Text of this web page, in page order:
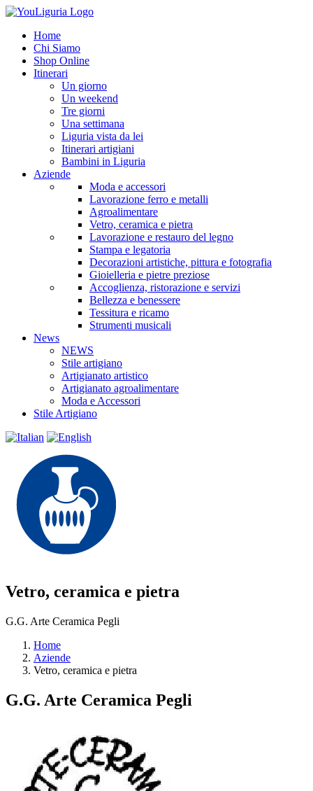
Home
Chi Siamo
Shop Online
Itinerari
Un giorno
Un weekend
Tre giorni
Una settimana
Liguria vista da lei
Itinerari artigiani
Bambini in Liguria
Aziende
Moda e accessori
Lavorazione ferro e metalli
Agroalimentare
Vetro, ceramica e pietra
Lavorazione e restauro del legno
Stampa e legatoria
Decorazioni artistiche, pittura e fotografia
Gioielleria e pietre preziose
Accoglienza, ristorazione e servizi
Bellezza e benessere
Tessitura e ricamo
Strumenti musicali
News
NEWS
Stile artigiano
Artigianato artistico
Artigianato agroalimentare
Moda e Accessori
Stile Artigiano
Vetro, ceramica e pietra
G.G. Arte Ceramica Pegli
Home
Aziende
Vetro, ceramica e pietra
G.G. Arte Ceramica Pegli